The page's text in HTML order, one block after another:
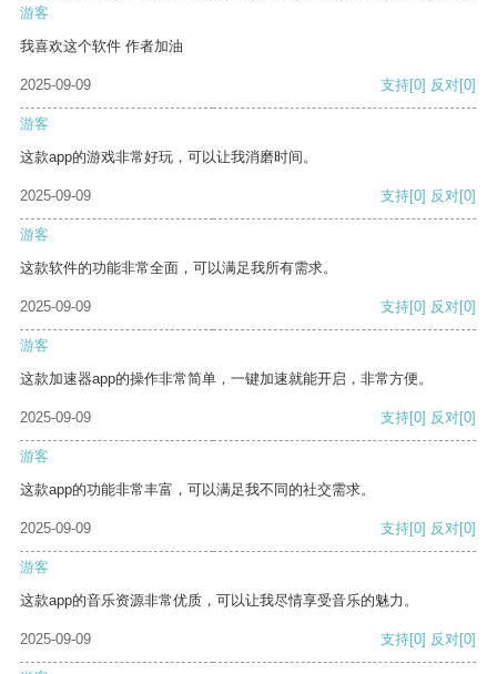
游客
我喜欢这个软件 作者加油
2025-09-09 支持[0] 反对[0]
游客
这款app的游戏非常好玩，可以让我消磨时间。
2025-09-09 支持[0] 反对[0]
游客
这款软件的功能非常全面，可以满足我所有需求。
2025-09-09 支持[0] 反对[0]
游客
这款加速器app的操作非常简单，一键加速就能开启，非常方便。
2025-09-09 支持[0] 反对[0]
游客
这款app的功能非常丰富，可以满足我不同的社交需求。
2025-09-09 支持[0] 反对[0]
游客
这款app的音乐资源非常优质，可以让我尽情享受音乐的魅力。
2025-09-09 支持[0] 反对[0]